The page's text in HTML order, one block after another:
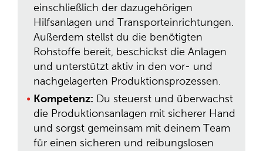
einschließlich der dazugehörigen
Hilfsanlagen und Transporteinrichtungen.
Außerdem stellst du die benötigten
Rohstoffe bereit, beschickst die Anlagen
und unterstützt aktiv in den vor- und
nachgelagerten Produktionsprozessen.
Kompetenz: Du steuerst und überwachst
die Produktionsanlagen mit sicherer Hand
und sorgst gemeinsam mit deinem Team
für einen sicheren und reibungslosen